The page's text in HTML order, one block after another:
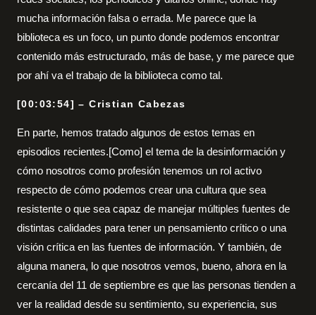
mucha información falsa o errada. Me parece que la
biblioteca es un foco, un punto donde podemos encontrar
contenido más estructurado, más de base, y me parece que
por ahí va el trabajo de la biblioteca como tal.
[00:03:54] – Cristian Cabezas
En parte, hemos tratado algunos de estos temas en
episodios recientes.[Como] el tema de la desinformación y
cómo nosotros como profesión tenemos un rol activo
respecto de cómo podemos crear una cultura que sea
resistente o que sea capaz de manejar múltiples fuentes de
distintas calidades para tener un pensamiento crítico o una
visión crítica en las fuentes de información. Y también, de
alguna manera, lo que nosotros vemos, bueno, ahora en la
cercanía del 11 de septiembre es que las personas tienden a
ver la realidad desde su sentimiento, su experiencia, sus